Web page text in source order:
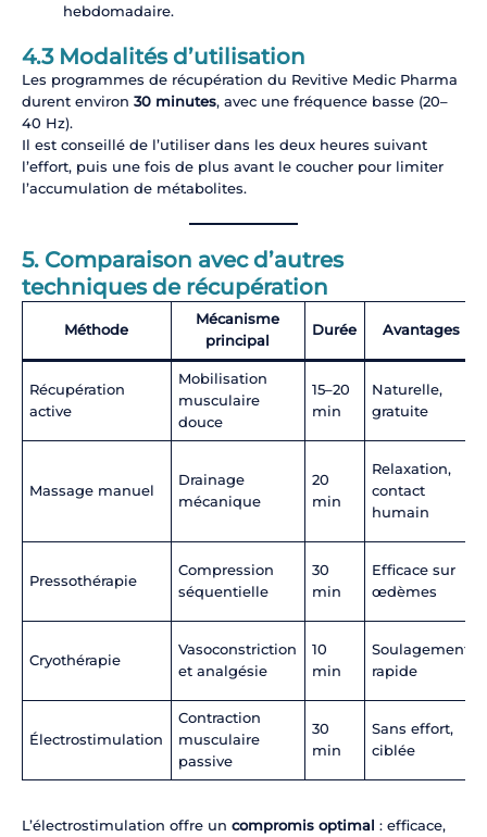
hebdomadaire.
4.3 Modalités d’utilisation
Les programmes de récupération du Revitive Medic Pharma
durent environ 30 minutes, avec une fréquence basse (20–
40 Hz).
Il est conseillé de l’utiliser dans les deux heures suivant
l’effort, puis une fois de plus avant le coucher pour limiter
l’accumulation de métabolites.
5. Comparaison avec d’autres
techniques de récupération
Méthode
Mécanisme
principal
Durée Avantages
Récupération
active
Mobilisation
musculaire
douce
15–20
min
Naturelle,
gratuite
Massage manuel
Drainage
mécanique
20
min
Relaxation,
contact
humain
Pressothérapie
Compression
séquentielle
30
min
Efficace sur
œdèmes
Cryothérapie
Vasoconstriction
et analgésie
10
min
Soulagement
rapide
Électrostimulation
Contraction
musculaire
passive
30
min
Sans effort,
ciblée
L’électrostimulation offre un compromis optimal : efficace,